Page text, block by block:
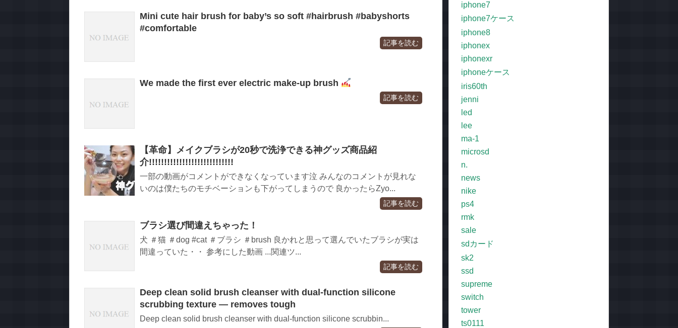
Mini cute hair brush for baby’s so soft #hairbrush #babyshorts
#comfortable
記事を読む
We made the first ever electric make-up brush
記事を読む
【革命】メイクブラシが20秒で洗浄できる神グッズ商品紹
介!!!!!!!!!!!!!!!!!!!!!!!!!!!!
一部の動画がコメントができなくなっています泣 みんなのコメントが見れな
いのは僕たちのモチベーションも下がってしまうので 良かったらZyo...
記事を読む
ブラシ選び間違えちゃった！
犬 ＃猫 ＃dog #cat ＃ブラシ ＃brush 良かれと思って選んでいたブラシが実は
間違っていた・・ 参考にした動画 ...関連ツ...
記事を読む
Deep clean solid brush cleanser with dual-function silicone
scrubbing texture — removes tough
Deep clean solid brush cleanser with dual-function silicone scrubbin...
iphone7
iphone7ケース
iphone8
iphonex
iphonexr
iphoneケース
iris60th
jenni
led
lee
ma-1
microsd
n.
news
nike
ps4
rmk
sale
sdカード
sk2
ssd
supreme
switch
tower
ts0111